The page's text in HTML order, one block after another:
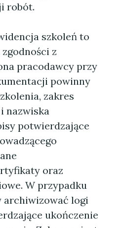
robót.
szkoleń to
z
pracodawcy przy
powinny
zakres
nazwiska
potwierdzające
oraz
W przypadku
archiwizować logi
ukończenie